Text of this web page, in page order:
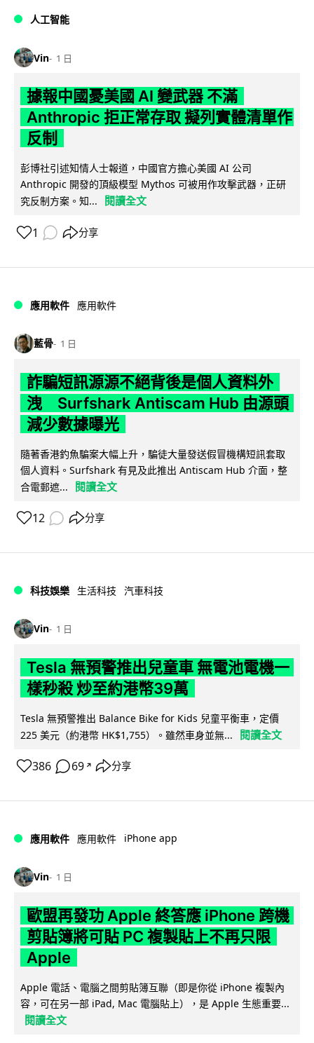
人工智能
Vin 1 日
據報中國憂美國 AI 變武器 不滿
Anthropic 拒正常存取 擬列實體清單作
反制
彭博社引述知情人士報道，中國官方擔心美國 AI 公司
Anthropic 開發的頂級模型 Mythos 可被用作攻擊武器，正研
究反制方案。知...
閱讀全文
1 分享
應用軟件 應用軟件
藍骨 1 日
詐騙短訊源源不絕背後是個人資料外
洩 Surfshark Antiscam Hub 由源頭
減少數據曝光
隨著香港釣魚騙案大幅上升，騙徒大量發送假冒機構短訊套取
個人資料。Surfshark 有見及此推出 Antiscam Hub 介面，整
合電郵遮...
閱讀全文
12 分享
科技娛樂 生活科技 汽車科技
Vin 1 日
Tesla 無預警推出兒童車 無電池電機一
樣秒殺 炒至約港幣39萬
Tesla 無預警推出 Balance Bike for Kids 兒童平衡車，定價
225 美元（約港幣 HK$1,755）。雖然車身並無...
閱讀全文
386 69 ↗ 分享
應用軟件 應用軟件 iPhone app
Vin 1 日
歐盟再發功 Apple 終答應 iPhone 跨機
剪貼簿將可貼 PC 複製貼上不再只限
Apple
Apple 電話、電腦之間剪貼簿互聯（即是你從 iPhone 複製內
容，可在另一部 iPad, Mac 電腦貼上），是 Apple 生態重要...
閱讀全文